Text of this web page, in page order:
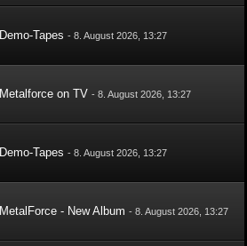
Demo-Tapes -8. August 2026, 13:27
Metalforce on TV -8. August 2026, 13:27
Demo-Tapes -8. August 2026, 13:27
MetalForce - New Album -8. August 2026, 13:27